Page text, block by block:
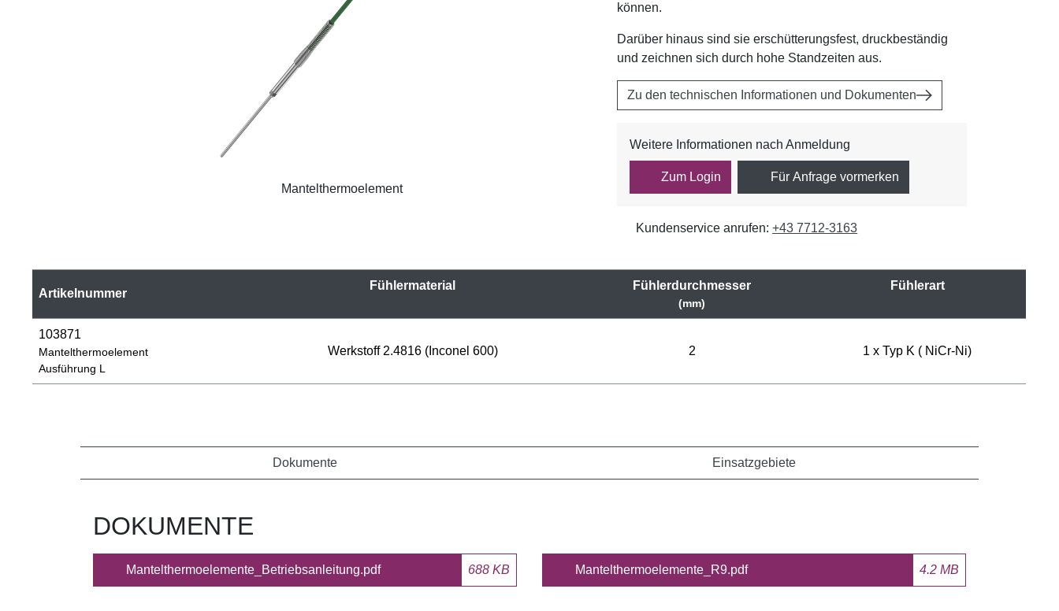
Mantelthermoelement
können.
Darüber hinaus sind sie erschütterungsfest, druckbeständig
und zeichnen sich durch hohe Standzeiten aus.
Zu den technischen Informationen und Dokumenten
Weitere Informationen nach Anmeldung
Zum Login Für Anfrage vormerken
Kundenservice anrufen: +43 7712-3163
Artikelnummer
Fühlermaterial Fühlerdurchmesser
(mm)
Fühlerart
103871
Mantelthermoelement
Ausführung L
Werkstoff 2.4816 (Inconel 600) 2 1 x Typ K ( NiCr-Ni)
Dokumente Einsatzgebiete
DOKUMENTE
Mantelthermoelemente_Betriebsanleitung.pdf 688 KB Mantelthermoelemente_R9.pdf 4.2 MB